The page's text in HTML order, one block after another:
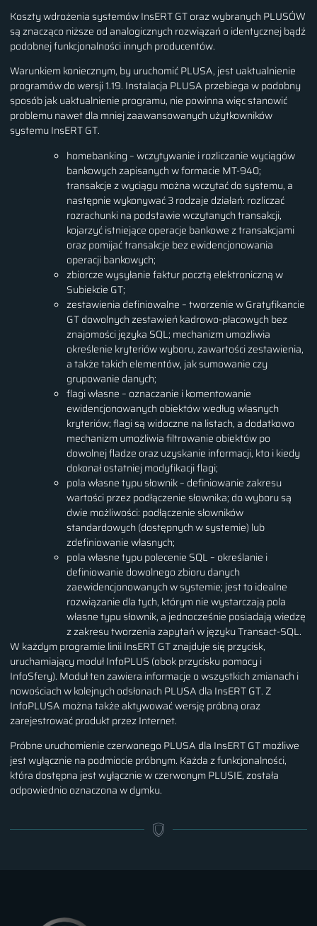
Koszty wdrożenia systemów InsERT GT oraz wybranych PLUSÓW
są znacząco niższe od analogicznych rozwiązań o identycznej bądź
podobnej funkcjonalności innych producentów.
Warunkiem koniecznym, by uruchomić PLUSA, jest uaktualnienie
programów do wersji 1.19. Instalacja PLUSA przebiega w podobny
sposób jak uaktualnienie programu, nie powinna więc stanowić
problemu nawet dla mniej zaawansowanych użytkowników
systemu InsERT GT.
homebanking – wczytywanie i rozliczanie wyciągów
bankowych zapisanych w formacie MT-940;
transakcje z wyciągu można wczytać do systemu, a
następnie wykonywać 3 rodzaje działań: rozliczać
rozrachunki na podstawie wczytanych transakcji,
kojarzyć istniejące operacje bankowe z transakcjami
oraz pomijać transakcje bez ewidencjonowania
operacji bankowych;
zbiorcze wysyłanie faktur pocztą elektroniczną w
Subiekcie GT;
zestawienia definiowalne – tworzenie w Gratyfikancie
GT dowolnych zestawień kadrowo-płacowych bez
znajomości języka SQL; mechanizm umożliwia
określenie kryteriów wyboru, zawartości zestawienia,
a także takich elementów, jak sumowanie czy
grupowanie danych;
flagi własne – oznaczanie i komentowanie
ewidencjonowanych obiektów według własnych
kryteriów; flagi są widoczne na listach, a dodatkowo
mechanizm umożliwia filtrowanie obiektów po
dowolnej fladze oraz uzyskanie informacji, kto i kiedy
dokonał ostatniej modyfikacji flagi;
pola własne typu słownik – definiowanie zakresu
wartości przez podłączenie słownika; do wyboru są
dwie możliwości: podłączenie słowników
standardowych (dostępnych w systemie) lub
zdefiniowanie własnych;
pola własne typu polecenie SQL – określanie i
definiowanie dowolnego zbioru danych
zaewidencjonowanych w systemie; jest to idealne
rozwiązanie dla tych, którym nie wystarczają pola
własne typu słownik, a jednocześnie posiadają wiedzę
z zakresu tworzenia zapytań w języku Transact-SQL.
W każdym programie linii InsERT GT znajduje się przycisk,
uruchamiający moduł InfoPLUS (obok przycisku pomocy i
InfoSfery). Moduł ten zawiera informacje o wszystkich zmianach i
nowościach w kolejnych odsłonach PLUSA dla InsERT GT. Z
InfoPLUSA można także aktywować wersję próbną oraz
zarejestrować produkt przez Internet.
Próbne uruchomienie czerwonego PLUSA dla InsERT GT możliwe
jest wyłącznie na podmiocie próbnym. Każda z funkcjonalności,
która dostępna jest wyłącznie w czerwonym PLUSIE, została
odpowiednio oznaczona w dymku.